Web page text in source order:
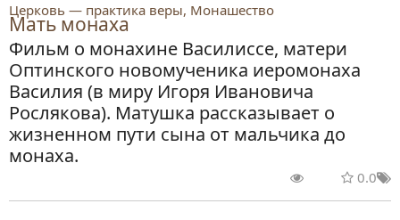
Церковь — практика веры, Монашество
Мать монаха
Фильм о монахине Василиссе, матери
Оптинского новомученика иеромонаха
Василия (в миру Игоря Ивановича
Рослякова). Матушка рассказывает о
жизненном пути сына от мальчика до
монаха.
0.0